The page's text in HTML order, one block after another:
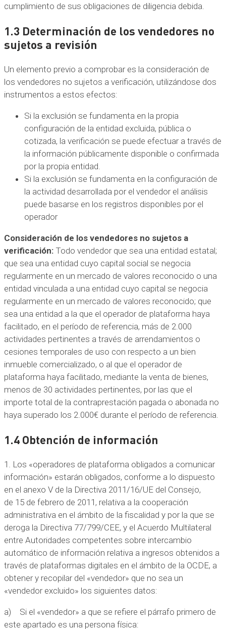
cumplimiento de sus obligaciones de diligencia debida.
1.3 Determinación de los vendedores no
sujetos a revisión
Un elemento previo a comprobar es la consideración de
los vendedores no sujetos a verificación, utilizándose dos
instrumentos a estos efectos:
Si la exclusión se fundamenta en la propia
configuración de la entidad excluida, pública o
cotizada, la verificación se puede efectuar a través de
la información públicamente disponible o confirmada
por la propia entidad.
Si la exclusión se fundamenta en la configuración de
la actividad desarrollada por el vendedor el análisis
puede basarse en los registros disponibles por el
operador
Consideración de los vendedores no sujetos a
verificación: Todo vendedor que sea una entidad estatal;
que sea una entidad cuyo capital social se negocia
regularmente en un mercado de valores reconocido o una
entidad vinculada a una entidad cuyo capital se negocia
regularmente en un mercado de valores reconocido; que
sea una entidad a la que el operador de plataforma haya
facilitado, en el período de referencia, más de 2.000
actividades pertinentes a través de arrendamientos o
cesiones temporales de uso con respecto a un bien
inmueble comercializado, o al que el operador de
plataforma haya facilitado, mediante la venta de bienes,
menos de 30 actividades pertinentes, por las que el
importe total de la contraprestación pagada o abonada no
haya superado los 2.000€ durante el período de referencia.
1.4 Obtención de información
1. Los «operadores de plataforma obligados a comunicar
información» estarán obligados, conforme a lo dispuesto
en el anexo V de la Directiva 2011/16/UE del Consejo,
de 15 de febrero de 2011, relativa a la cooperación
administrativa en el ámbito de la fiscalidad y por la que se
deroga la Directiva 77/799/CEE, y el Acuerdo Multilateral
entre Autoridades competentes sobre intercambio
automático de información relativa a ingresos obtenidos a
través de plataformas digitales en el ámbito de la OCDE, a
obtener y recopilar del «vendedor» que no sea un
«vendedor excluido» los siguientes datos:
a) Si el «vendedor» a que se refiere el párrafo primero de
este apartado es una persona física: